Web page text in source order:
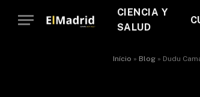
CIENCIA Y
SALUD
Início » Blog» Dudu